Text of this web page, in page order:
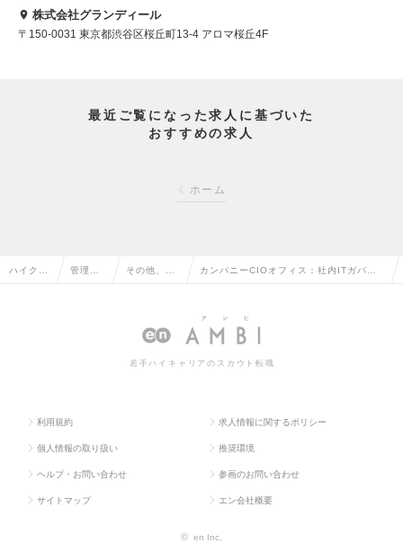
株式会社グランディール
〒150-0031 東京都渋谷区桜丘町13-4 アロマ桜丘4F
最近ご覧になった求人に基づいた
おすすめの求人
ホーム
ハイクラ 管理部 その他、管
転職
カンパニーCIOオフィス：社内ITガバナ
求人情報
若手ハイキャリアのスカウト転職
利用規約 求人情報に関するポリシー
個人情報の取り扱い 推奨環境
ヘルプ・お問い合わせ 参画のお問い合わせ
サイトマップ エン会社概要
© en Inc.